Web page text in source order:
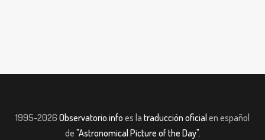
1995-2026 Observatorio.info es la traducción oficial en español
de "Astronomical Picture of the Day".